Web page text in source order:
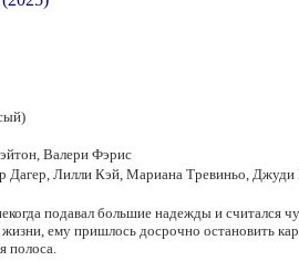
Валери Фэрис
Лилли Кэй, Мариана Тревиньо,
подавал большие надежды и считался
ему пришлось досрочно остановить
полоса.